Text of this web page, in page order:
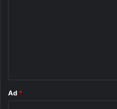
Ad *